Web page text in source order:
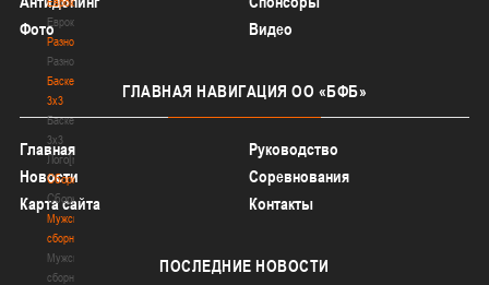
Еврокубки
Разное
Разное
Баскетбол
3х3
Баскетбол
3х3
Лого[modid=121]
Сборные
Сборные
Мужские
сборные
Мужские
сборные
Фото
Видео
ГЛАВНАЯ НАВИГАЦИЯ ОО «БФБ»
Главная
Руководство
Новости
Соревнования
Карта сайта
Контакты
ПОСЛЕДНИЕ НОВОСТИ